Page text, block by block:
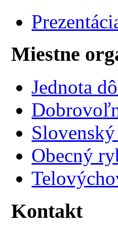
Miestne
Jednota
Obecný
Kontakt